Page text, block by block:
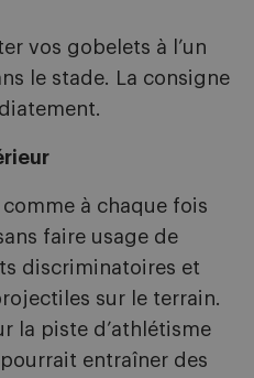
vos gobelets à l’un
le stade. La consigne
à chaque fois
faire usage de
discriminatoires et
sur le terrain.
la piste d’athlétisme
entraîner des